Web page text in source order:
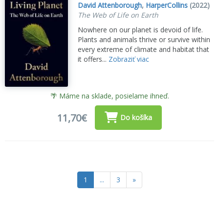
David Attenborough, HarperCollins (2022)
The Web of Life on Earth
Nowhere on our planet is devoid of life.
Plants and animals thrive or survive within
every extreme of climate and habitat that
it offers... Zobraziť viac
🌴 Máme na sklade, posielame ihneď.
11,70€ Do košíka
1 ... 3 »